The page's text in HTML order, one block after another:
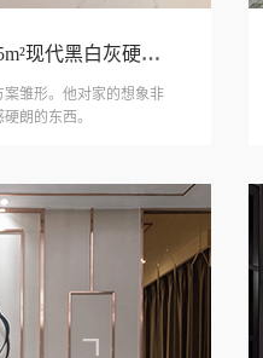
昆明中策《设计家》17期 115m²现代黑白灰硬朗世界
雏形。他对家的想象非
朗的东西。